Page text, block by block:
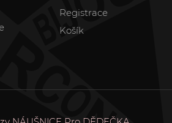
Registrace
Košík